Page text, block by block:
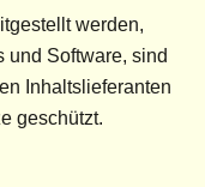
werden,
und Software, sind
Inhaltslieferanten
geschützt.